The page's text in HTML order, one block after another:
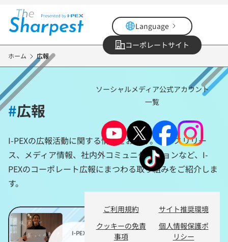
コ
テ
ツ
に
Language
コーポレートサイト
ソーシャルメディア公式アカウント
一覧
ご利用規約
サイト推奨環境
クッキーの免責
事項
個人情報保護ポ
リシー
ホーム 広報
#広報
I-PEXの広報活動に関する情報をお届け。プレスリリー
ス、メディア情報、社内外コミュニケーションなど、I-
PEXのコーポレート広報にまつわる取り組みをご紹介しま
す。